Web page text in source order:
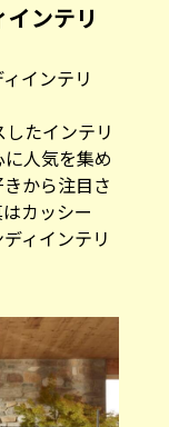
ンテリ
インテリ
たインテリ
人気を集め
から注目さ
カッシー
ィインテリ